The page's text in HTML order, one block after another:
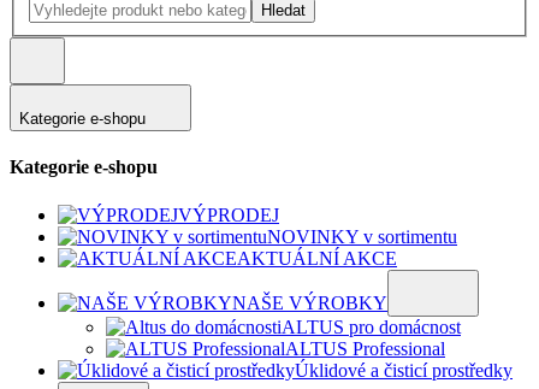
Hledat
Kategorie e-shopu
Kategorie e-shopu
VÝPRODEJ
NOVINKY v sortimentu
AKTUÁLNÍ AKCE
NAŠE VÝROBKY
ALTUS pro domácnost
ALTUS Professional
Úklidové a čisticí prostředky